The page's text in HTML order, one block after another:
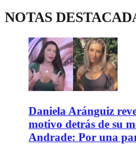
NOTAS
Daniela Aránguiz
motivo detrás de su
Andrade: Por una